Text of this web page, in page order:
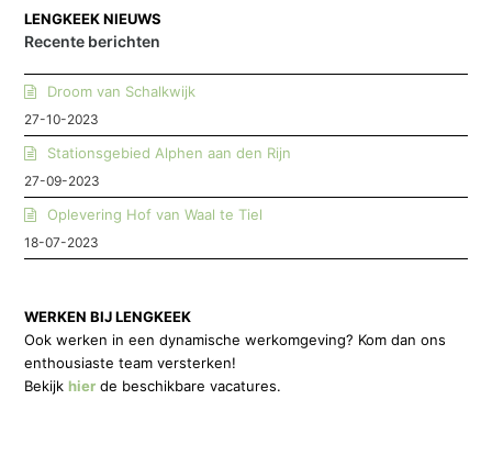
LENGKEEK NIEUWS
Recente berichten
Droom van Schalkwijk
27-10-2023
Stationsgebied Alphen aan den Rijn
27-09-2023
Oplevering Hof van Waal te Tiel
18-07-2023
WERKEN BIJ LENGKEEK
Ook werken in een dynamische werkomgeving? Kom dan ons
enthousiaste team versterken!
Bekijkhier de beschikbare vacatures.